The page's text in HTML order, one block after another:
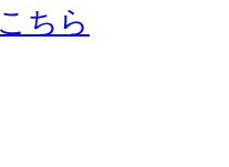
ちら